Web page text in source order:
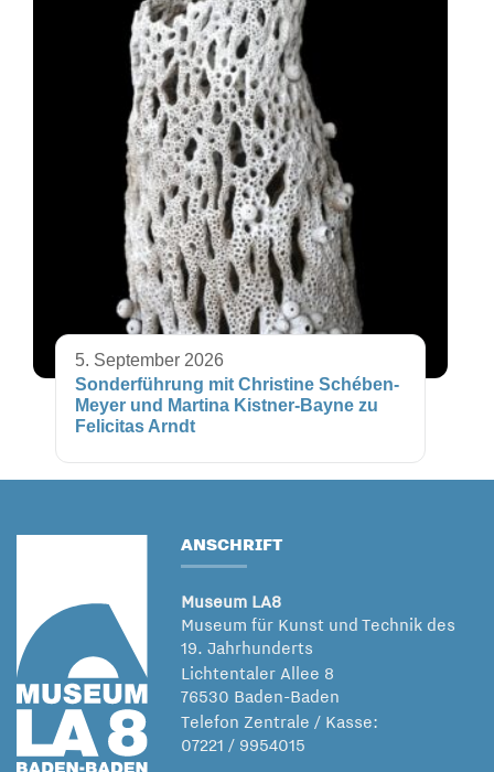
5. September 2026
Sonderführung mit Christine Schében-
Meyer und Martina Kistner-Bayne zu
Felicitas Arndt
ANSCHRIFT
Museum LA8
Museum für Kunst und Technik des
19. Jahrhunderts
Lichtentaler Allee 8
76530 Baden-Baden
Telefon Zentrale / Kasse:
07221 / 9954015